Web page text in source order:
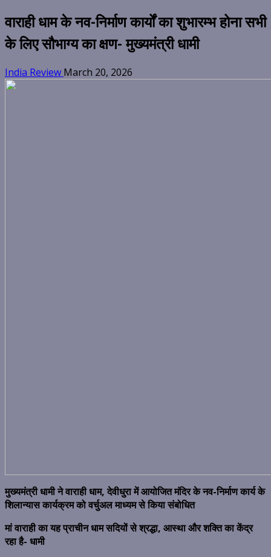
वाराही धाम के नव-निर्माण कार्यों का शुभारम्भ होना सभी
के लिए सौभाग्य का क्षण- मुख्यमंत्री धामी
India Review March 20, 2026
मुख्यमंत्री धामी ने वाराही धाम, देवीधुरा में आयोजित मंदिर के नव-निर्माण कार्य के
शिलान्यास कार्यक्रम को वर्चुअल माध्यम से किया संबोधित
मां वाराही का यह प्राचीन धाम सदियों से श्रद्धा, आस्था और शक्ति का केंद्र
रहा है- धामी